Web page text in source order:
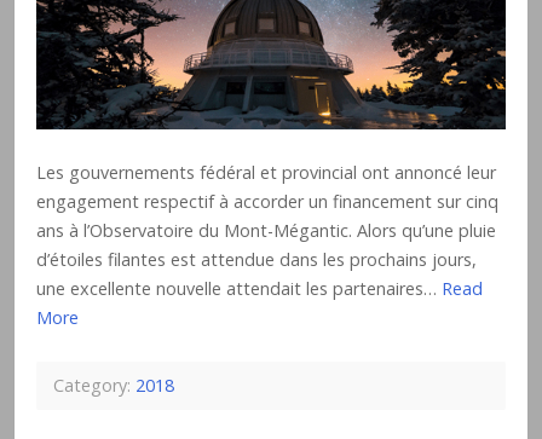
Les gouvernements fédéral et provincial ont annoncé leur
engagement respectif à accorder un financement sur cinq
ans à l’Observatoire du Mont-Mégantic. Alors qu’une pluie
d’étoiles filantes est attendue dans les prochains jours,
une excellente nouvelle attendait les partenaires… Read
More
Category: 2018